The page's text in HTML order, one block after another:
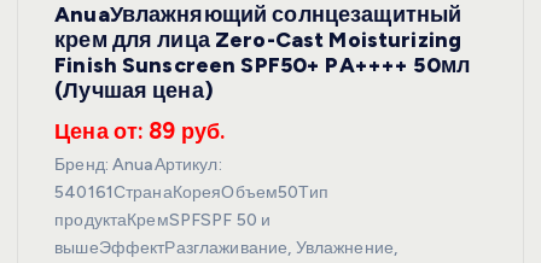
AnuaУвлажняющий солнцезащитный
крем для лица Zero-Cast Moisturizing
Finish Sunscreen SPF50+ PA++++ 50мл
(Лучшая цена)
Цена от: 89 руб.
Бренд: AnuaАртикул:
540161СтранаКореяОбъем50Тип
продуктаКремSPFSPF 50 и
вышеЭффектРазглаживание, Увлажнение,